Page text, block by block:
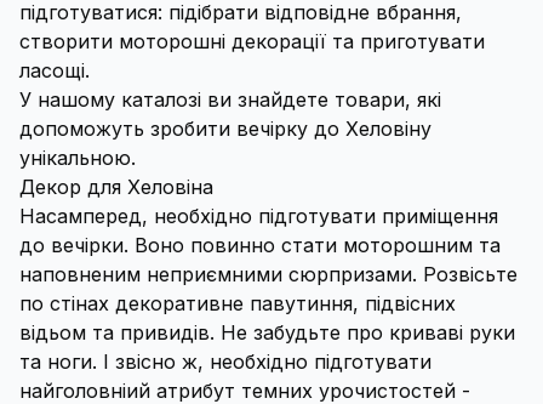
підготуватися: підібрати відповідне вбрання,
створити моторошні декорації та приготувати
ласощі.
У нашому каталозі ви знайдете товари, які
допоможуть зробити вечірку до Хеловіну
унікальною.
Декор для Хеловіна
Насамперед, необхідно підготувати приміщення
до вечірки. Воно повинно стати моторошним та
наповненим неприємними сюрпризами. Розвісьте
по стінах декоративне павутиння, підвісних
відьом та привидів. Не забудьте про криваві руки
та ноги. І звісно ж, необхідно підготувати
найголовніий атрибут темних урочистостей -